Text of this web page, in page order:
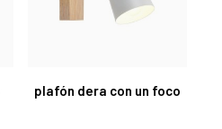
plafón dera con un foco